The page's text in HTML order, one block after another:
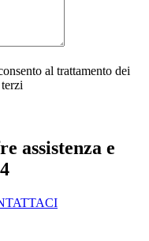
al trattamento dei
assistenza e